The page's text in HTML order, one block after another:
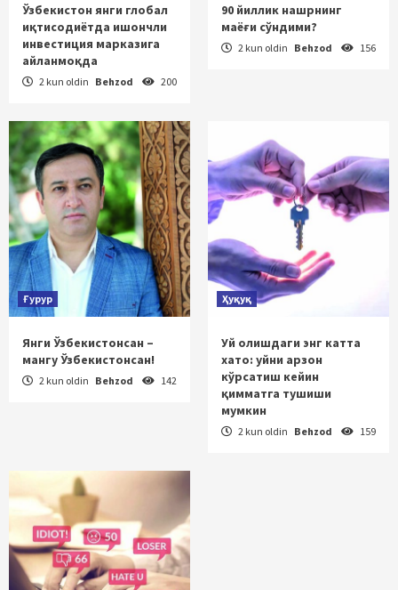
Ўзбекистон янги глобал
иқтисодиётда ишончли
инвестиция марказига
айланмоқда
2 kun oldin Behzod 200
90 йиллик нашрнинг
маёғи сўндими?
2 kun oldin Behzod 156
Ғурур
Янги Ўзбекистонсан –
мангу Ўзбекистонсан!
2 kun oldin Behzod 142
Ҳуқуқ
Уй олишдаги энг катта
хато: уйни арзон
кўрсатиш кейин
қимматга тушиши
мумкин
2 kun oldin Behzod 159